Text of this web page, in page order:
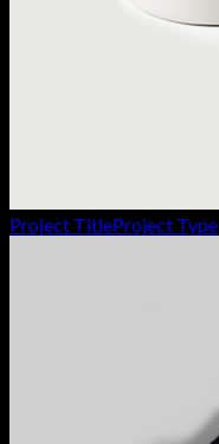
Project TitleProject Type